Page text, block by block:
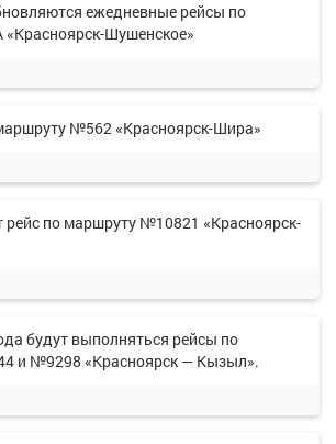
ежедневные рейсы по
Шушенское»
№562 «Красноярск-Шира»
по маршруту №10821 «Красноярск-
будут выполняться рейсы по
и №9298 «Красноярск — Кызыл».